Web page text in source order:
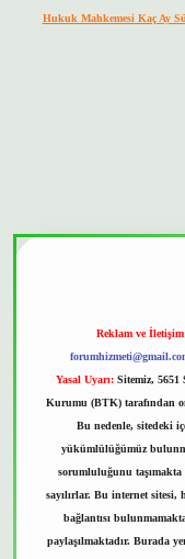
Hukuk Mahkemesi Kaç Ay
Reklam ve
Yasal Uyarı: Sitemiz, 5651
Kurumu (BTK) tarafından
Bu nedenle, sitedeki
yükümlülüğümüz
sorumluluğunu
sayılırlar. Bu internet
bağlantısı
paylaşılmaktadır. Burada